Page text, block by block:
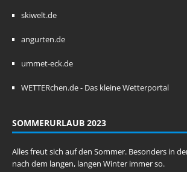
skiwelt.de
angurten.de
ummet-eck.de
WETTERchen.de - Das kleine Wetterportal
SOMMERURLAUB 2023
Alles freut sich auf den Sommer. Besonders in
nach dem langen, langen Winter immer so.